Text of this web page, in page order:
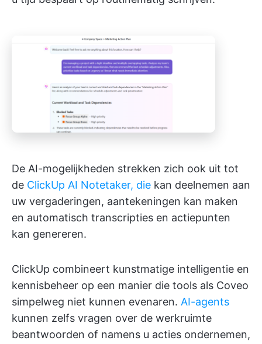
De AI-mogelijkheden strekken zich ook uit tot
de ClickUp AI Notetaker, die kan deelnemen aan
uw vergaderingen, aantekeningen kan maken
en automatisch transcripties en actiepunten
kan genereren.
ClickUp combineert kunstmatige intelligentie en
kennisbeheer op een manier die tools als Coveo
simpelweg niet kunnen evenaren. AI-agents
kunnen zelfs vragen over de werkruimte
beantwoorden of namens u acties ondernemen,